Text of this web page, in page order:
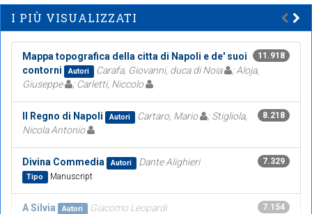
I PIÙ VISUALIZZATI
11.918
Mappa topografica della citta di Napoli e de' suoi
contorni
Autori Carafa, Giovanni, duca di Noia
; Aloja,
Giuseppe
; Carletti, Niccolo
8.218
Il Regno di Napoli Autori Cartaro, Mario
; Stigliola,
Nicola Antonio
7.329
Divina Commedia Autori Dante Alighieri
Tipo Manuscript
7.154
A Silvia Autori Giacomo Leopardi